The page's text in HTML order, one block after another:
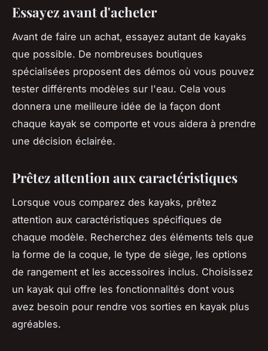
Essayez avant d'acheter
Avant de faire un achat, essayez autant de kayaks
que possible. De nombreuses boutiques
spécialisées proposent des démos où vous pouvez
tester différents modèles sur l'eau. Cela vous
donnera une meilleure idée de la façon dont
chaque kayak se comporte et vous aidera à prendre
une décision éclairée.
Prêtez attention aux caractéristiques
Lorsque vous comparez des kayaks, prêtez
attention aux caractéristiques spécifiques de
chaque modèle. Recherchez des éléments tels que
la forme de la coque, le type de siège, les options
de rangement et les accessoires inclus. Choisissez
un kayak qui offre les fonctionnalités dont vous
avez besoin pour rendre vos sorties en kayak plus
agréables.